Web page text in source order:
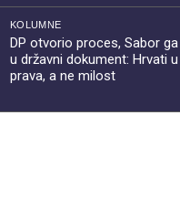
KOLUMNE
DP otvorio proces, Sabor
u državni dokument: Hrvati
prava, a ne milost